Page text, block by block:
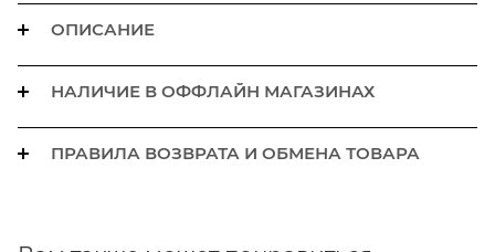
ОПИСАНИЕ
НАЛИЧИЕ В ОФФЛАЙН МАГАЗИНАХ
ПРАВИЛА ВОЗВРАТА И ОБМЕНА ТОВАРА